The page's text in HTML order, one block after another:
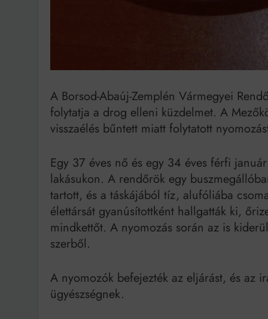
A Borsod-Abaúj-Zemplén Vármegyei
folytatja a drog elleni küzdelmet. A
visszaélés bűntett miatt folytatott
Egy 37 éves nő és egy 34 éves férfi
lakásukon. A rendőrök egy
tartott, és a táskájából tíz, alufóliába
élettársát gyanúsítottként hallgatták ki,
mindkettőt. A nyomozás során az is
szerből.
A nyomozók befejezték az eljárást, és az
ügyészségnek.